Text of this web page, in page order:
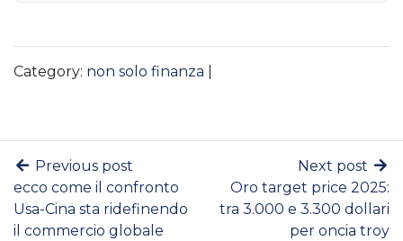
Category: non solo finanza
Previous post
ecco come il confronto
Usa-Cina sta ridefinendo
il commercio globale
Next post
Oro target price 2025:
tra 3.000 e 3.300 dollari
per oncia troy